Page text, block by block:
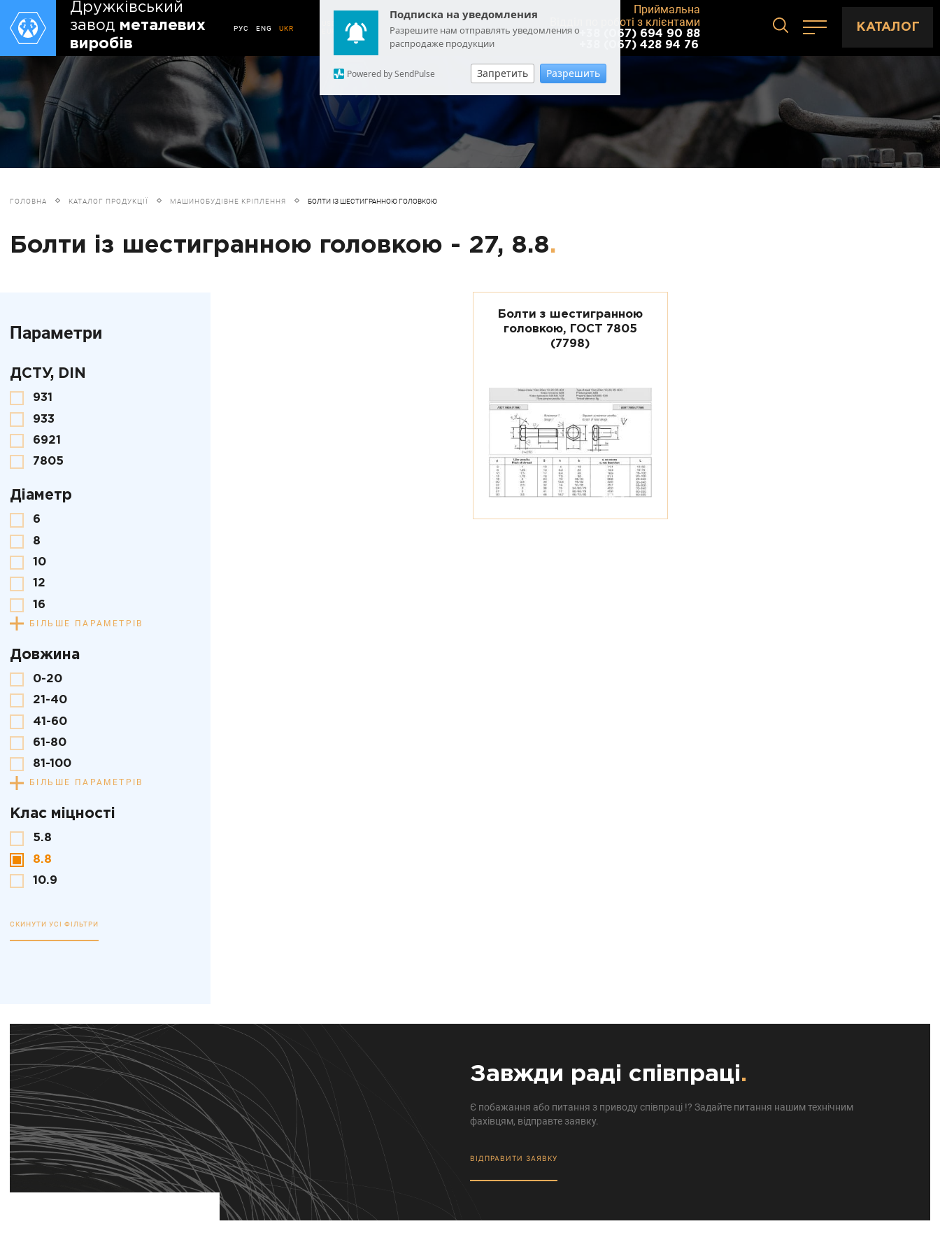
Подписка на уведомления
Разрешите нам отправлять уведомления о
распродаже продукции
Запретить Разрешить
Powered by SendPulse
Дружківський
завод металевих
виробів
РУС ENG UKR
: 44.7626
: 51.6717
Приймальна
Відділ по роботі з клієнтами
+38 (067) 694 90 88
+38 (067) 428 94 76
КАТАЛОГ
ГОЛОВНА КАТАЛОГ ПРОДУКЦІЇ МАШИНОБУДІВНЕ КРІПЛЕННЯ БОЛТИ ІЗ ШЕСТИГРАННОЮ ГОЛОВКОЮ
Болти із шестигранною головкою - 27, 8.8.
Параметри
ДСТУ, DIN
931
933
6921
7805
Діаметр
6
8
10
12
16
БІЛЬШЕ ПАРАМЕТРІВ
Довжина
0-20
21-40
41-60
61-80
81-100
БІЛЬШЕ ПАРАМЕТРІВ
Клас міцності
5.8
8.8
10.9
СКИНУТИ УСІ ФІЛЬТРИ
Болти з шестигранною
головкою, ГОСТ 7805
(7798)
Завжди раді співпраці.
Є побажання або питання з приводу співпраці !? Задайте питання нашим технічним
фахівцям, відправте заявку.
ВІДПРАВИТИ ЗАЯВКУ